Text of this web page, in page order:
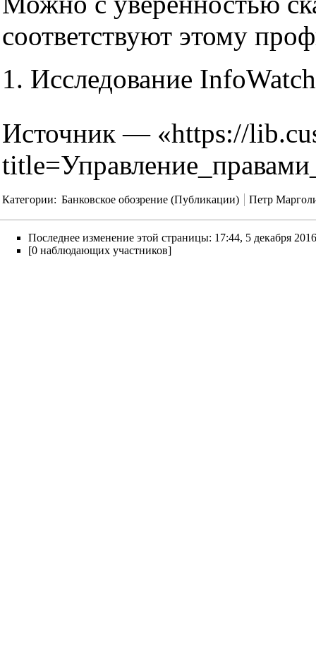
соответствуют этому
Исследование
Источник — «https://
Категории: Банковское обозрение (Публикации) Петр
Последнее изменение этой страницы: 17:44, 5 декабря
[0 наблюдающих участников]